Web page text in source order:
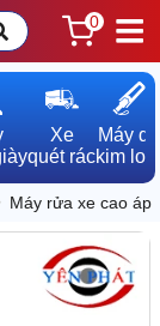
0
Xe
quét rác
Máy dò
kim loại
Máy rửa xe cao áp